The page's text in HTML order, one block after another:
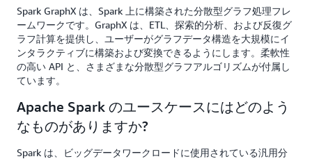
Spark GraphX は、Spark 上に構築された分散型グラフ処理フレ
ームワークです。GraphX は、ETL、探索的分析、および反復グ
ラフ計算を提供し、ユーザーがグラフデータ構造を大規模にイ
ンタラクティブに構築および変換できるようにします。柔軟性
の高い API と、さまざまな分散型グラフアルゴリズムが付属し
ています。
Apache Spark のユースケースにはどのよう
なものがありますか?
Spark は、ビッグデータワークロードに使用されている汎用分